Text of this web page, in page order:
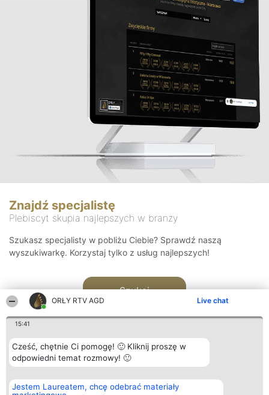
ORŁY RTV AGD Live chat
15:41
Cześć, chętnie Ci pomogę! 🙂 Kliknij proszę w
odpowiedni temat rozmowy! 🙂
Jestem Laureatem, chcę odebrać materiały
Znajdź specjalistę
Plebiscyt skupia najlepszych w branży
Szukasz specjalisty w pobliżu Ciebie? Sprawdź naszą
wyszukiwarkę. Korzystaj tylko z usług najlepszych!
Szukaj
Organizator plebiscytu
Bright Side Solutions sp. z o.
Plebiscyt
Laureaci
Kontakt
Kontakt